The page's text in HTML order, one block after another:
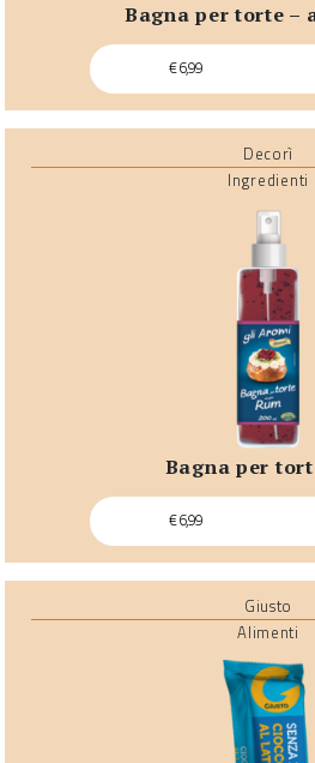
bagna per torte –
€6,99
Decorì
Ingredienti
bagna per
€6,99
Giusto
Alimenti